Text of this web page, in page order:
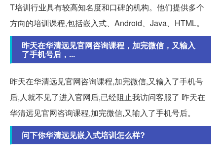
T培训行业具有较高知名度和口碑的机构。他们提供多个
方向的培训课程,包括嵌入式、Android、Java、HTML。
昨天在华清远见官网咨询课程，加完微信，又输入
了手机号后，...
昨天在华清远见官网咨询课程,加完微信,又输入了手机号
后,人就不见了进入官网后,已经阻止我访问客服了 昨天在
华清远见官网咨询课程,加完微信,又输入了手机号后。
问下你华清远见嵌入式培训怎么样?